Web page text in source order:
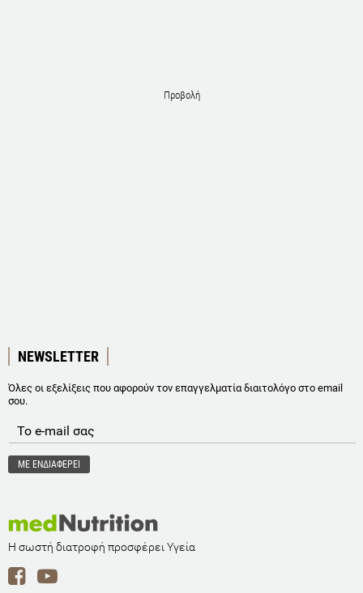
Προβολή
NEWSLETTER
Όλες οι εξελίξεις που αφορούν τον επαγγελματία διαιτολόγο στο email
σου.
Η σωστή διατροφή προσφέρει Υγεία